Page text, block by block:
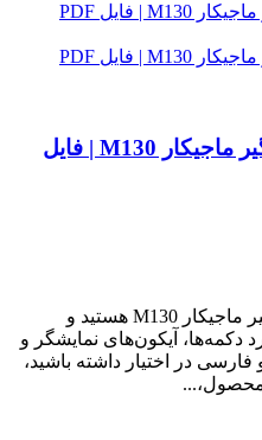
دفترچه راهنمای فارسی دزدگیر ماجیکار M130 | فایل
اگر به دنبال دفترچه راهنمای دزدگیر ماجیکار M130 هستید و
دکمه‌ها، آیکون‌های نمایشگر و
در اختیار داشته باشید،
محصول،...